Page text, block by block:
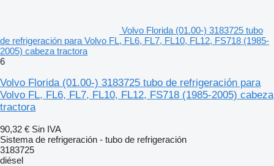
Volvo Florida (01.00-) 3183725 tubo
de refrigeración para Volvo FL, FL6, FL7, FL10, FL12, FS718 (1985-
2005) cabeza tractora
6
Volvo Florida (01.00-) 3183725 tubo de refrigeración para
Volvo FL, FL6, FL7, FL10, FL12, FS718 (1985-2005) cabeza
tractora
90,32 € Sin IVA
Sistema de refrigeración - tubo de refrigeración
3183725
diésel